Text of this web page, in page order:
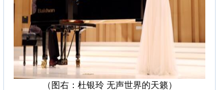
（图右：杜银玲 无声世界的天籁）